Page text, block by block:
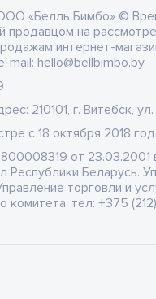
«Белль Бимбо» ©
продавцом на
интернет-
mail: hello@bellbimbo.by
210101, г. Витебск,
c 18 октября 2018
от 23.03.2001
Республики Беларусь.
торговли и
комитета, тел: +375